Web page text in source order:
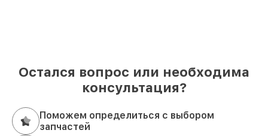
Остался вопрос или необходима
консультация?
Поможем определиться с выбором
запчастей